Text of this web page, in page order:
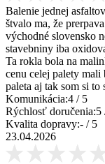
Balenie jednej
štvalo ma, že
východné slovensko
stavebniny iba
Ta rokla bola na
cenu celej palety mali
paleta aj tak som si
Komunikácia:4 / 5
Rýchlosť doručenia:5
Kvalita dopravy:- / 5
23.04.2026